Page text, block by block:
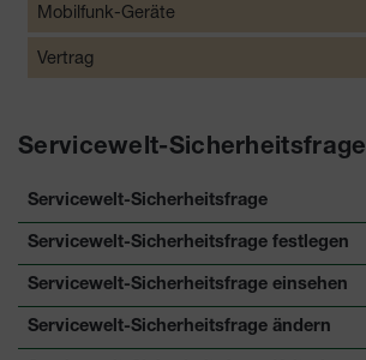
Mobilfunk-Geräte
Vertrag
Servicewelt-Sicherheitsfrage
Servicewelt-Sicherheitsfrage
Servicewelt-Sicherheitsfrage festlegen
Servicewelt-Sicherheitsfrage einsehen
Servicewelt-Sicherheitsfrage ändern